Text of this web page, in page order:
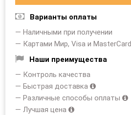
Варианты оплаты
— Наличными при получении
— Картами Мир, Visa и MasterCard
Наши преимущества
— Контроль качества
— Быстрая доставка
— Различные способы оплаты
— Лучшая цена